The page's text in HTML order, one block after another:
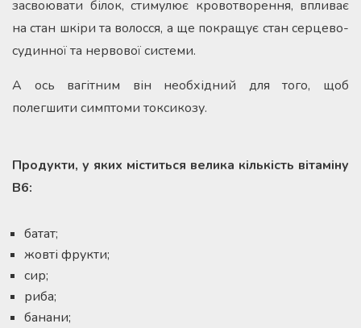
засвоювати білок, стимулює кровотворення, впливає
на стан шкіри та волосся, а ще покращує стан серцево-
судинної та нервової системи.
А ось вагітним він необхідний для того, щоб
полегшити симптоми токсикозу.
Продукти, у яких міститься велика кількість вітаміну
В6:
батат;
жовті фрукти;
сир;
риба;
банани;